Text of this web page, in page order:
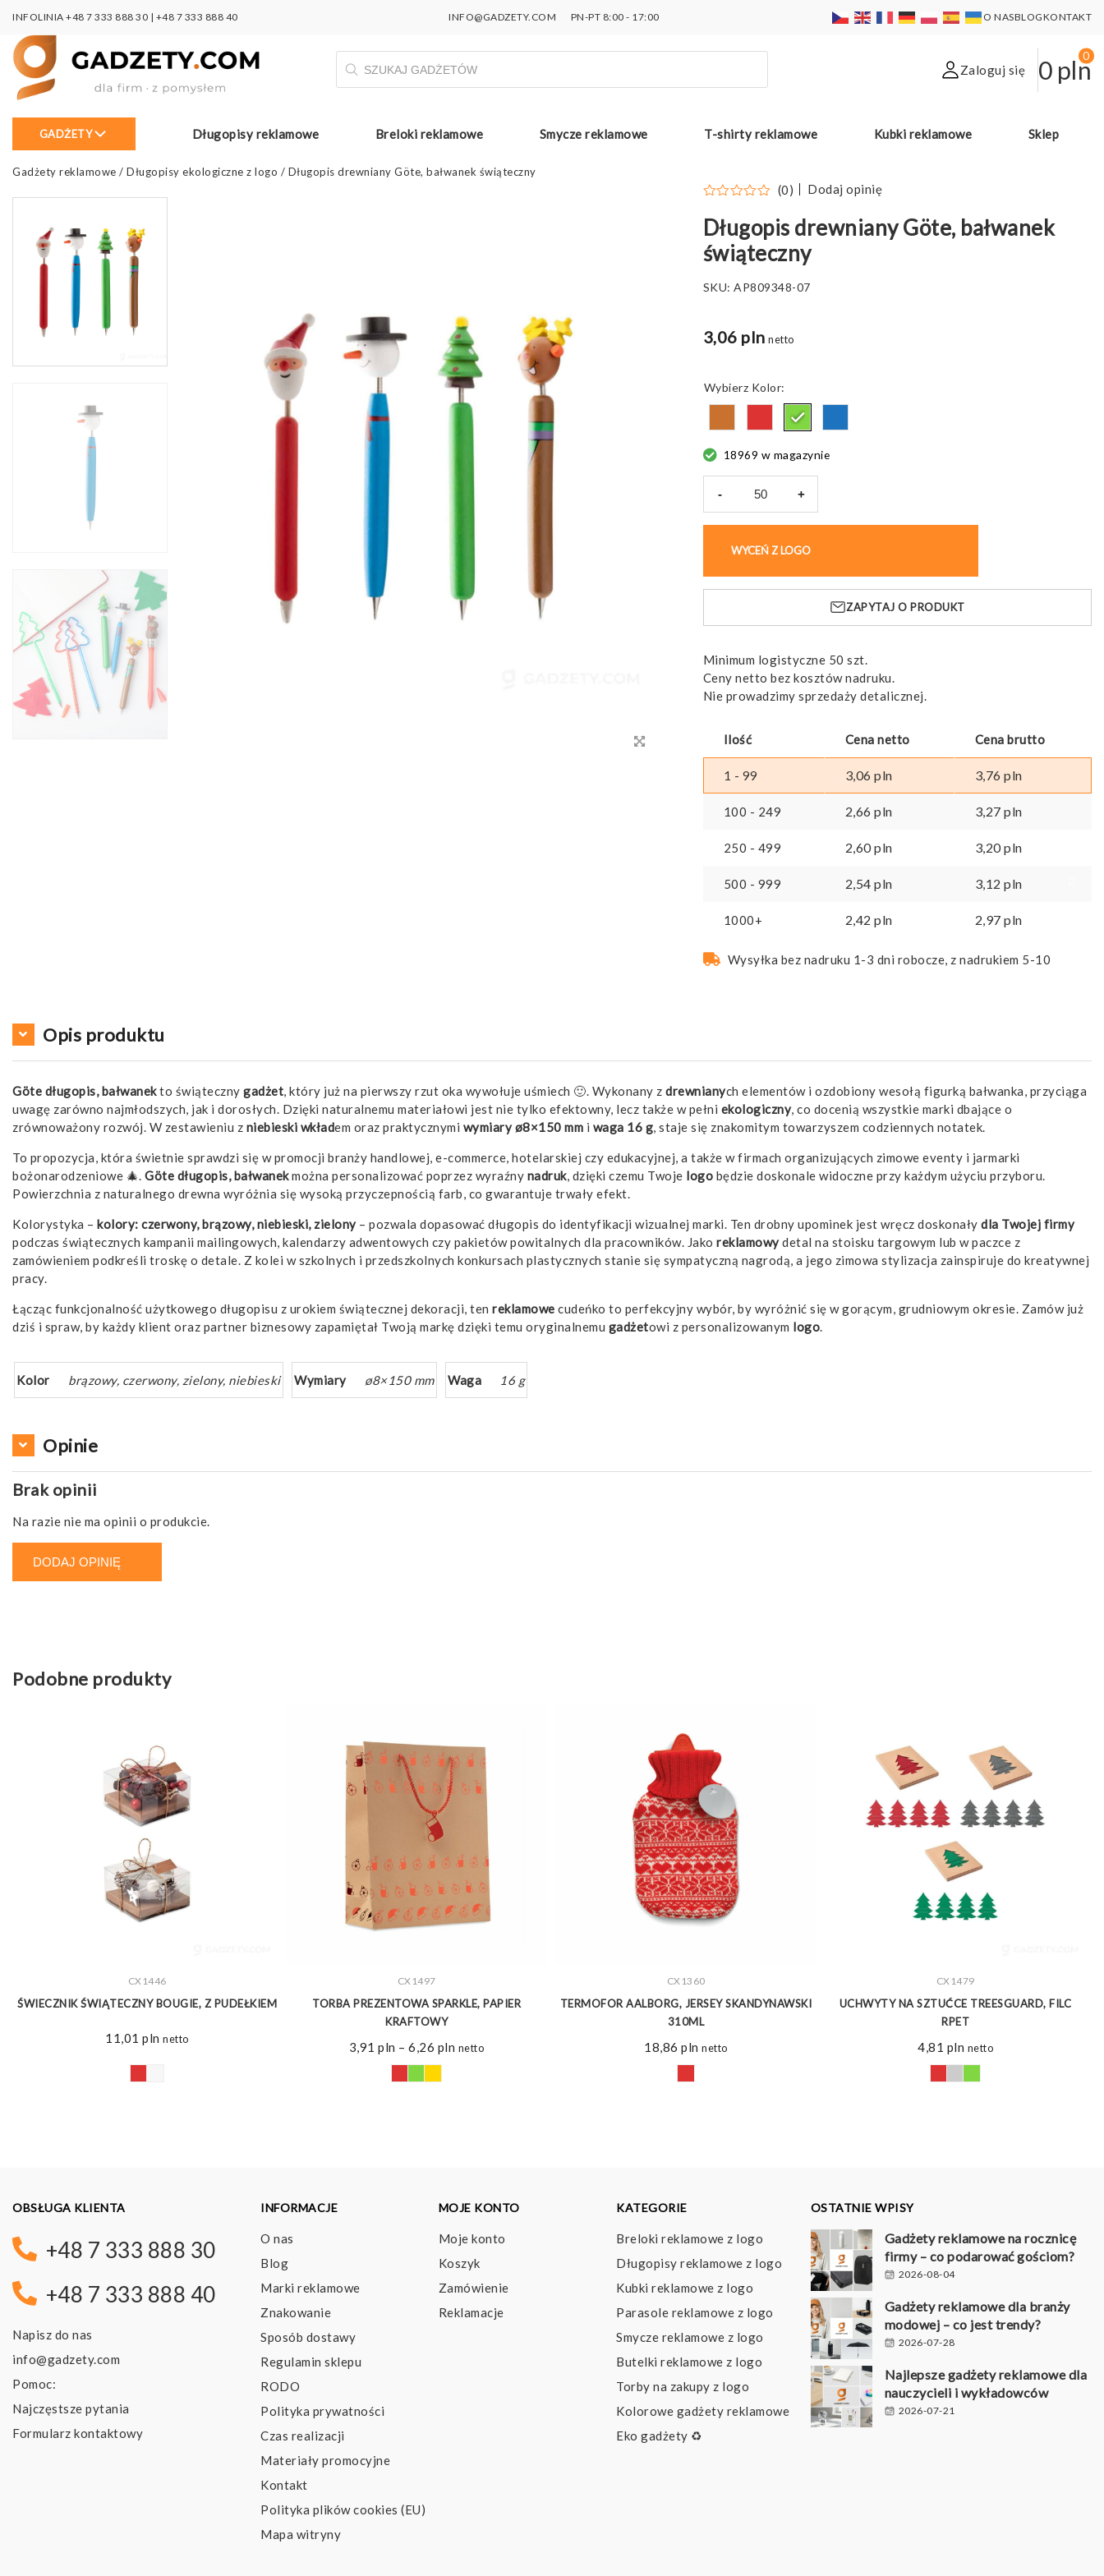
INFOLINIA +48 7 333 888 30 | +48 7 333 888 40 INFO@GADZETY.COM PN-PT 8:00 - 17:00 O NASBLOGKONTAKT
Wyszukiwarka
produktów
Zaloguj się 0 pln
0
GADŻETY Długopisy reklamowe Breloki reklamowe Smycze reklamowe T-shirty reklamowe Kubki reklamowe Sklep
Gadżety reklamowe / Długopisy ekologiczne z logo / Długopis drewniany Göte, bałwanek świąteczny
(0) Dodaj opinię
Długopis drewniany Göte, bałwanek
świąteczny
SKU:AP809348-07
3,06 pln netto
Kolor
18969 w magazynie
-
Göte,
bałwanek
świąteczny
+
WYCEŃ Z LOGO
ZAPYTAJ O PRODUKT
Minimum logistyczne 50 szt.
Ceny netto bez kosztów nadruku.
Nie prowadzimy sprzedaży detalicznej.
Ilość Cena netto Cena brutto
1 - 99 3,06pln 3,76pln
100 - 249 2,66pln 3,27pln
250 - 499 2,60pln 3,20pln
500 - 999 2,54pln 3,12pln
1000+ 2,42pln 2,97pln
Wysyłka bez nadruku 1-3 dni robocze, z nadrukiem 5-10
Opis produktu
Göte długopis, bałwanekto świąteczny gadżet , który już na pierwszy rzut oka wywołuje uśmiech 🙂. Wykonany z drewnianych elementów i ozdobiony wesołą figurką bałwanka, przyciąga
uwagę zarówno najmłodszych, jak i dorosłych. Dzięki naturalnemu materiałowi jest nie tylko efektowny, lecz także w pełni ekologiczny, co docenią wszystkie marki dbające o
zrównoważony rozwój. W zestawieniu z niebieski wkładem oraz praktycznymi wymiary ø8×150 mm i waga 16 g , staje się znakomitym towarzyszem codziennych notatek.
To propozycja, która świetnie sprawdzi się w promocji branży handlowej, e-commerce, hotelarskiej czy edukacyjnej, a także w firmach organizujących zimowe eventy i jarmarki
bożonarodzeniowe 🎄. Göte długopis, bałwanekmożna personalizować poprzez wyraźny nadruk, dzięki czemu Twoje logo będzie doskonale widoczne przy każdym użyciu przyboru.
Powierzchnia z naturalnego drewna wyróżnia się wysoką przyczepnością farb, co gwarantuje trwały efekt.
Kolorystyka – kolory: czerwony, brązowy, niebieski, zielony– pozwala dopasować długopis do identyfikacji wizualnej marki. Ten drobny upominek jest wręcz doskonały dla Twojej firmy
podczas świątecznych kampanii mailingowych, kalendarzy adwentowych czy pakietów powitalnych dla pracowników. Jako reklamowydetal na stoisku targowym lub w paczce z
zamówieniem podkreśli troskę o detale. Z kolei w szkolnych i przedszkolnych konkursach plastycznych stanie się sympatyczną nagrodą, a jego zimowa stylizacja zainspiruje do kreatywnej
pracy.
Łącząc funkcjonalność użytkowego długopisu z urokiem świątecznej dekoracji, ten reklamowe cudeńko to perfekcyjny wybór, by wyróżnić się w gorącym, grudniowym okresie. Zamów już
dziś i spraw, by każdy klient oraz partner biznesowy zapamiętał Twoją markę dzięki temu oryginalnemu gadżetowi z personalizowanym logo
Kolor brązowy, czerwony, zielony, niebieski Wymiary ø8×150 mm Waga 16 g
Opinie
Brak opinii
Na razie nie ma opinii o produkcie.
DODAJ OPINIĘ
Podobne produkty
ZOBACZ WIĘCEJ
CX1446
ŚWIECZNIK ŚWIĄTECZNY BOUGIE, Z PUDEŁKIEM
11,01pln netto
ZOBACZ WIĘCEJ
CX1497
TORBA PREZENTOWA SPARKLE, PAPIER
KRAFTOWY
3,91pln – 6,26 pln Zakres
netto
ZOBACZ WIĘCEJ
CX1360
TERMOFOR AALBORG, JERSEY SKANDYNAWSKI
310ML
18,86pln netto
ZOBACZ WIĘCEJ
CX1479
UCHWYTY NA SZTUĆCE TREESGUARD, FILC
RPET
4,81 pln netto
OBSŁUGA KLIENTA
+48 7 333 888 30
+48 7 333 888 40
Napisz do nas
info@gadzety.com
Pomoc:
Najczęstsze pytania
Formularz kontaktowy
INFORMACJE
O nas
Blog
Marki reklamowe
Znakowanie
Sposób dostawy
Regulamin sklepu
RODO
Polityka prywatności
Czas realizacji
Materiały promocyjne
Kontakt
Polityka plików cookies (EU)
Mapa witryny
MOJE KONTO
Moje konto
Koszyk
Zamówienie
Reklamacje
KATEGORIE
Breloki reklamowe z logo
Długopisy reklamowe z logo
Kubki reklamowe z logo
Parasole reklamowe z logo
Smycze reklamowe z logo
Butelki reklamowe z logo
Torby na zakupy z logo
Kolorowe gadżety reklamowe
Eko gadżety ♻️
OSTATNIE WPISY
Gadżety reklamowe na rocznicę
firmy – co podarować gościom?
2026-08-04
Gadżety reklamowe dla branży
modowej – co jest trendy?
2026-07-28
Najlepsze gadżety reklamowe dla
nauczycieli i wykładowców
2026-07-21